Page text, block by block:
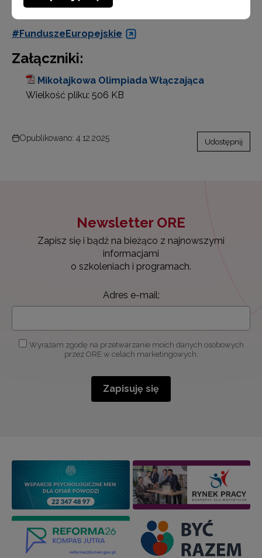
zauważony i zaproszony do wspólnej zabawy.
#FunduszeEuropejskie
Załączniki:
Mikołajkowa Olimpiada Włączająca
Wielkość pliku: 506 KB
Opublikowano: 4.12.2025 Udostępnij
Newsletter ORE
Zapisz się i bądź na bieżąco z najnowszymi
informacjami
o szkoleniach i programach.
Adres e-mail:
Wyrażam zgodę na przetwarzanie moich danych osobowych
przez ORE w celach marketingowych.
Zapisuję się